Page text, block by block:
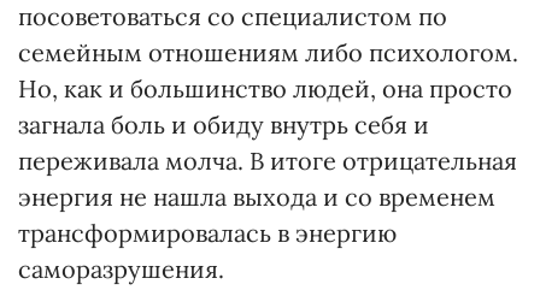
посоветоваться со специалистом по
семейным отношениям либо психологом.
Но, как и большинство людей, она просто
загнала боль и обиду внутрь себя и
переживала молча. В итоге отрицательная
энергия не нашла выхода и со временем
трансформировалась в энергию
саморазрушения.